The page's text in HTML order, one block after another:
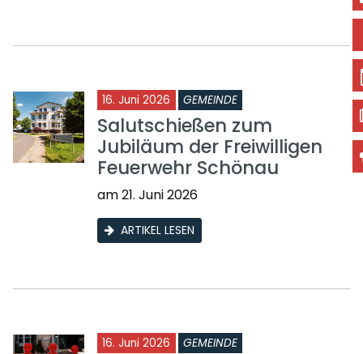
16. Juni 2026 GEMEINDE
Salutschießen zum
Jubiläum der Freiwilligen
Feuerwehr Schönau
am 21. Juni 2026
ARTIKEL LESEN
16. Juni 2026 GEMEINDE